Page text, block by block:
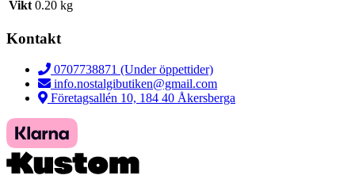
Vikt 0.20 kg
Kontakt
0707738871 (Under öppettider)
info.nostalgibutiken@gmail.com
Företagsallén 10, 184 40 Åkersberga